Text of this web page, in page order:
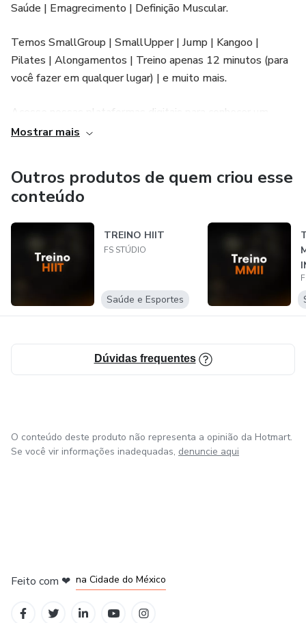
Saúde | Emagrecimento | Definição Muscular.
Temos SmallGroup | SmallUpper | Jump | Kangoo |
Pilates | Alongamentos | Treino apenas 12 minutos (para
você fazer em qualquer lugar) | e muito mais.
Acesse nossas plataformas digitais para conhecer um
pouco melhor nossa metodologia e no espaço.
WhatsApp | Instagram | Facebook. 🏋🏻‍♀️🏋🏻‍♀️🏋🏻‍♀️
Mostrar mais
Outros produtos de quem criou esse
conteúdo
TREINO HIIT
FS STÚDIO
Saúde e Esportes
Dúvidas frequentes
O conteúdo deste produto não representa a opinião da Hotmart.
Se você vir informações inadequadas, denuncie aqui
Feito com ❤ na Cidade do México